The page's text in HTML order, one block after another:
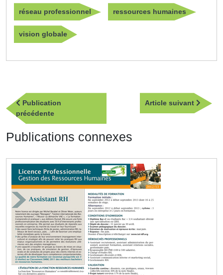
réseau professionnel ressources humaines
vision globale
Navigation
de
l’article
Publication
précédentePublication
précédente
Article suivant
Article
Publications connexes